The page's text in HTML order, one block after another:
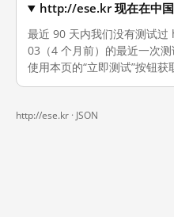
http://ese.kr 现在在中国
最近 90 天内我们没有测试
03（4 个月前）的最近一次
使用本页的“立即测试”按钮获
http://ese.kr · JSON